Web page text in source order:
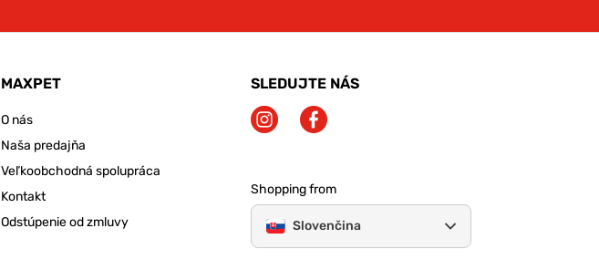
MAXPET
O nás
Naša predajňa
Veľkoobchodná spolupráca
Kontakt
Odstúpenie od zmluvy
SLEDUJTE NÁS
Shopping from
Slovenčina